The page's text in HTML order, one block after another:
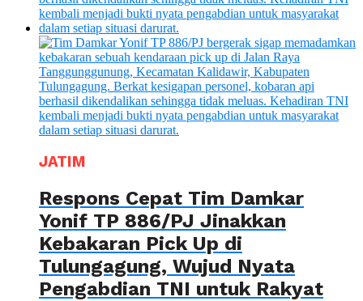
JATIM
Respons Cepat Tim Damkar
Yonif TP 886/PJ Jinakkan
Kebakaran Pick Up di
Tulungagung, Wujud Nyata
Pengabdian TNI untuk Rakyat